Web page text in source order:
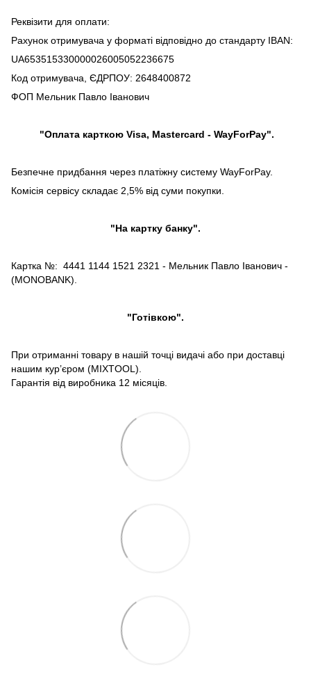
Реквізити для оплати:
Рахунок отримувача у форматі відповідно до стандарту IBAN:
UA653515330000026005052236675
Код отримувача, ЄДРПОУ: 2648400872
ФОП Мельник Павло Іванович
"Оплата карткою Visa, Mastercard - WayForPay".
Безпечне придбання через платіжну систему WayForPay.
Комісія сервісу складає 2,5% від суми покупки.
"На картку банку".
Картка №: 4441 1144 1521 2321 - Мельник Павло Іванович -
(MONOBANK).
"Готівкою".
При отриманні товару в нашій точці видачі або при доставці
нашим кур’єром (MIXTOOL).
Гарантія від виробника 12 місяців.